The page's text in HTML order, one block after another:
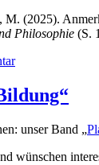
M. (2025).
Philosophie (S.
unser Band „
wünschen